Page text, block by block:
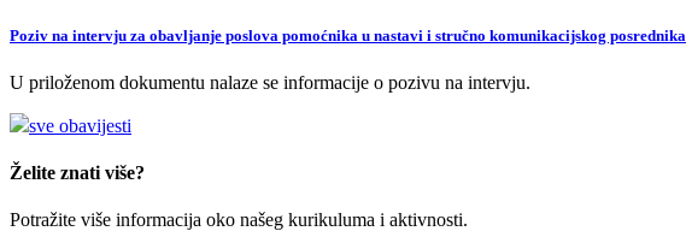
Poziv na intervju za obavljanje poslova pomoćnika u nastavi i stručno komunikacijskog posrednika
U priloženom dokumentu nalaze se informacije o pozivu na intervju.
sve obavijesti
Želite znati više?
Potražite više informacija oko našeg kurikuluma i aktivnosti.